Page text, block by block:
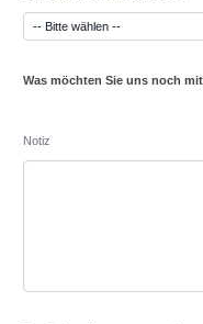
Was möchten Sie uns noch
Notiz